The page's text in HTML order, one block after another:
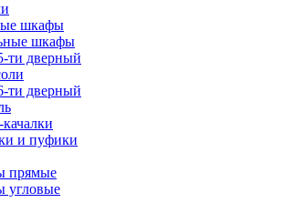
шкафы
шкафы
ти дверный
ти дверный
и пуфики
прямые
угловые